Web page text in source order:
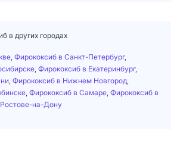
в других городах
Фирококсиб в Санкт-Петербург,
Фирококсиб в Екатеринбург,
Фирококсиб в Нижнем Новгород
Фирококсиб в Самаре Фирококсиб в
на-Дону